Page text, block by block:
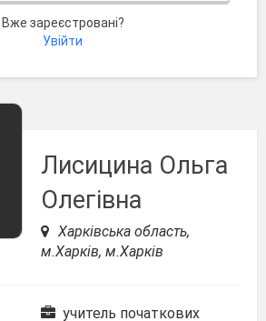
Вже зареєстровані?
Увійти
Лисицина Ольга
Олегівна
Харківська область,
м.Харків, м.Харків
учитель початкових